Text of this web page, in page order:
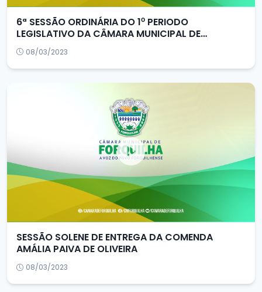
6ª SESSÃO ORDINÁRIA DO 1⁰ PERIODO
LEGISLATIVO DA CÂMARA MUNICIPAL DE
FORQUILHA/CE
08/03/2023
SESSÃO SOLENE DE ENTREGA DA COMENDA
AMÁLIA PAIVA DE OLIVEIRA
08/03/2023